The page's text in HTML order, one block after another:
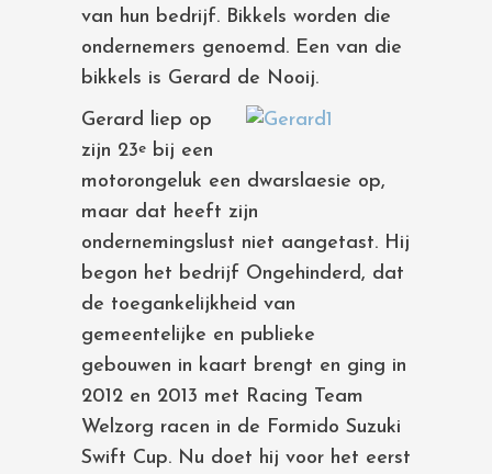
van hun bedrijf. Bikkels worden die
ondernemers genoemd. Een van die
bikkels is Gerard de Nooij.
Gerard liep op
zijn 23e bij een
motorongeluk een dwarslaesie op,
maar dat heeft zijn
ondernemingslust niet aangetast. Hij
begon het bedrijf Ongehinderd, dat
de toegankelijkheid van
gemeentelijke en publieke
gebouwen in kaart brengt en ging in
2012 en 2013 met Racing Team
Welzorg racen in de Formido Suzuki
Swift Cup. Nu doet hij voor het eerst